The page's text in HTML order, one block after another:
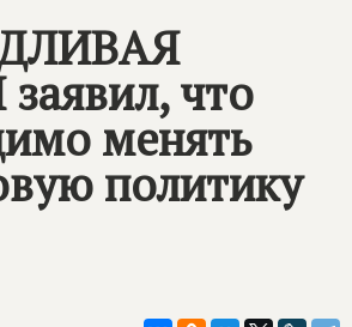
заявил, что
менять
политику